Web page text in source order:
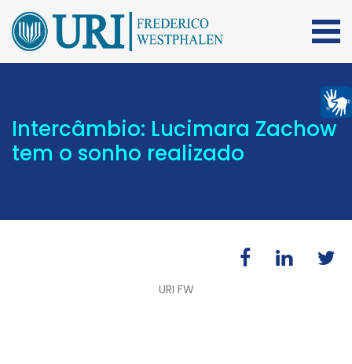
Intercâmbio: Lucimara Zachow
tem o sonho realizado
URI FW